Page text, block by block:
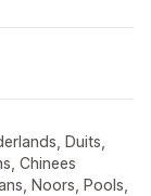
Duits,
Chinees
Noors, Pools,